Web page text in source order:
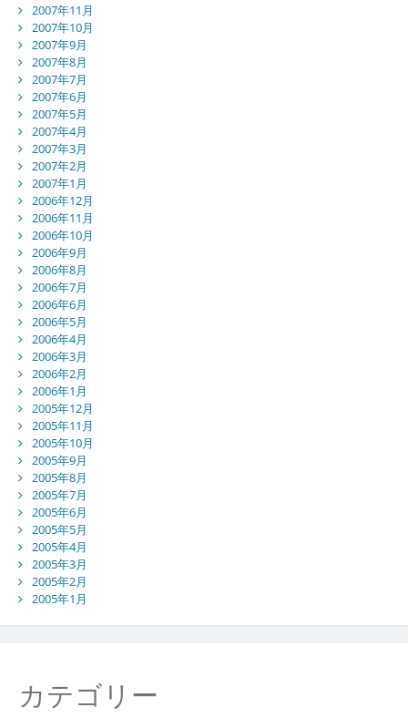
2007年11月
2007年10月
2007年9月
2007年8月
2007年7月
2007年6月
2007年5月
2007年4月
2007年3月
2007年2月
2007年1月
2006年12月
2006年11月
2006年10月
2006年9月
2006年8月
2006年7月
2006年6月
2006年5月
2006年4月
2006年3月
2006年2月
2006年1月
2005年12月
2005年11月
2005年10月
2005年9月
2005年8月
2005年7月
2005年6月
2005年5月
2005年4月
2005年3月
2005年2月
2005年1月
カテゴリー